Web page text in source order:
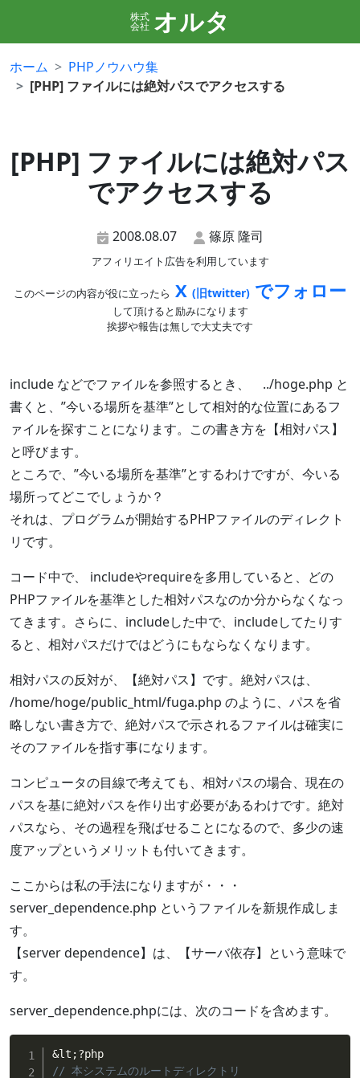
株式
会社 オルタ
ホーム
PHPノウハウ集
[PHP] ファイルには絶対パスでアクセスする
[PHP] ファイルには絶対パス
でアクセスする
2008.08.07 篠原 隆司
アフィリエイト広告を利用しています
このページの内容が役に立ったら X (旧twitter) でフォロー
して頂けると励みになります
挨拶や報告は無しで大丈夫です
include などでファイルを参照するとき、 ../hoge.php と
書くと、”今いる場所を基準”として相対的な位置にあるフ
ァイルを探すことになります。この書き方を【相対パス】
と呼びます。
ところで、”今いる場所を基準”とするわけですが、今いる
場所ってどこでしょうか？
それは、プログラムが開始するPHPファイルのディレクト
リです。
コード中で、 includeやrequireを多用していると、どの
PHPファイルを基準とした相対パスなのか分からなくなっ
てきます。さらに、includeした中で、includeしてたりす
ると、相対パスだけではどうにもならなくなります。
相対パスの反対が、【絶対パス】です。絶対パスは、
/home/hoge/public_html/fuga.php のように、パスを省
略しない書き方で、絶対パスで示されるファイルは確実に
そのファイルを指す事になります。
コンピュータの目線で考えても、相対パスの場合、現在の
パスを基に絶対パスを作り出す必要があるわけです。絶対
パスなら、その過程を飛ばせることになるので、多少の速
度アップというメリットも付いてきます。
ここからは私の手法になりますが・・・
server_dependence.php というファイルを新規作成しま
す。
【server dependence】は、【サーバ依存】という意味で
す。
server_dependence.phpには、次のコードを含めます。
&lt ;?
// 本システムのルートディレクトリ